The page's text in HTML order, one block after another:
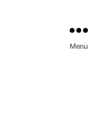
Menu